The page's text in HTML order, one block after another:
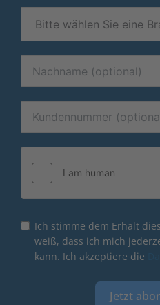
Ich stimme dem Erhalt
weiß, dass ich mich
kann. Ich akzeptiere die
Jetzt